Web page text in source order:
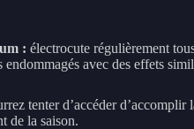
: électrocute régulièrement
endommagés avec des effets
tenter d’accéder
de la saison.